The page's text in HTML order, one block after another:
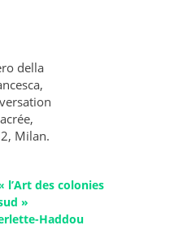
della
Milan.
l’Art des colonies
»
Haddou